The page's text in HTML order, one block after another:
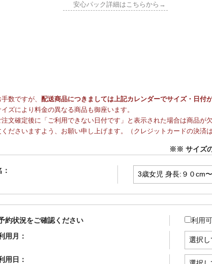
安心パック詳細はこちらから→
数ですが、 配送商品につきましては上記カレンダーでサイズ・日付
ズにより料金の異なる商品も御座います。
文確定後に「ご利用できない日付です」と表示された場合は商品が
くださいますよう、お願い申し上げます。（クレジットカードの決済
※※ サイズ
約状況をご確認ください
利用
用月：
用日：